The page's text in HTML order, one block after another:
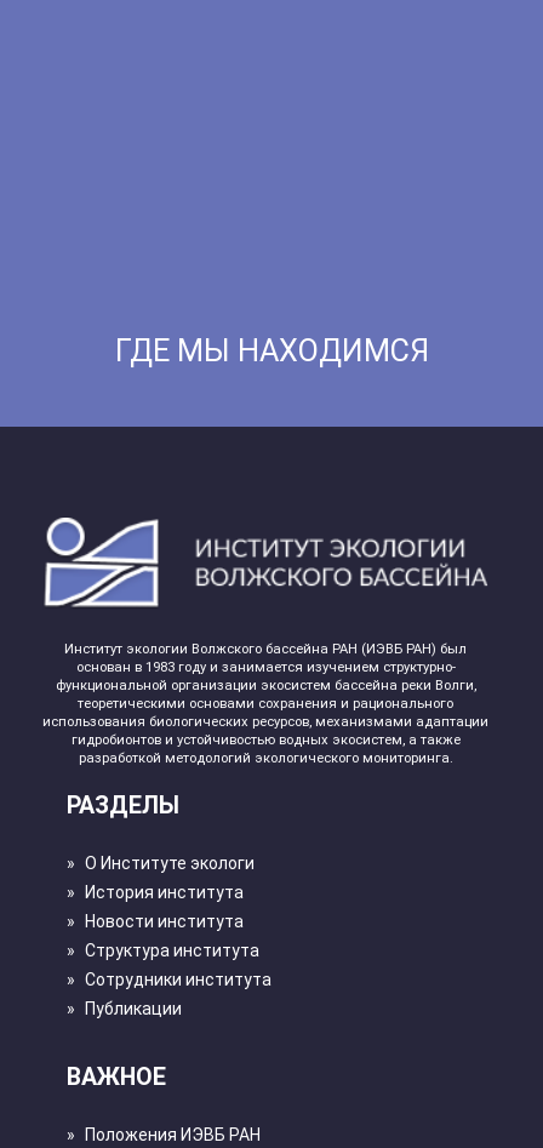
ГДЕ МЫ НАХОДИМСЯ
Институт экологии Волжского бассейна РАН (ИЭВБ РАН) был
основан в 1983 году и занимается изучением структурно-
функциональной организации экосистем бассейна реки Волги,
теоретическими основами сохранения и рационального
использования биологических ресурсов, механизмами адаптации
гидробионтов и устойчивостью водных экосистем, а также
разработкой методологий экологического мониторинга.
РАЗДЕЛЫ
» О Институте экологи
»
История института
»
Новости института
» Структура института
» Сотрудники института
»
Публикации
ВАЖНОЕ
» Положения ИЭВБ РАН